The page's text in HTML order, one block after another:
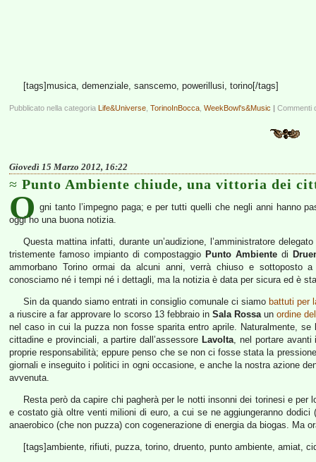
[tags]musica, demenziale, sanscemo, powerillusi, torino[/tags]
Pubblicato nella categoria Life&Universe TorinoInBocca WeekBowl's&Music | Commenti
Giovedì 15 Marzo 2012, 16:22
Punto Ambiente chiude, una vittoria dei
O gni tanto l’impegno paga; e per tutti quelli che negli anni hanno
oggi ho una buona notizia.
Questa mattina infatti, durante un’audizione, l’amministratore delegato
tristemente famoso impianto di compostaggio Punto Ambiente di
ammorbano Torino ormai da alcuni anni, verrà chiuso e sottoposto
conosciamo né i tempi né i dettagli, ma la notizia è data per sicura ed è
Sin da quando siamo entrati in consiglio comunale ci siamo battuti per
a riuscire a far approvare lo scorso 13 febbraio in Sala Rossaunordine
nel caso in cui la puzza non fosse sparita entro aprile. Naturalmente,
cittadine e provinciali, a partire dall’assessore Lavolta, nel portare avanti
proprie responsabilità; eppure penso che se non ci fosse stata la
giornali e inseguito i politici in ogni occasione, e anche la nostra azione
avvenuta.
Resta però da capire chi pagherà per le notti insonni dei torinesi e
e costato già oltre venti milioni di euro, a cui se ne aggiungeranno
anaerobico (che non puzza) con cogenerazione di energia da biogas. Ma
[tags]ambiente, rifiuti, puzza, torino, druento, punto ambiente, amiat,